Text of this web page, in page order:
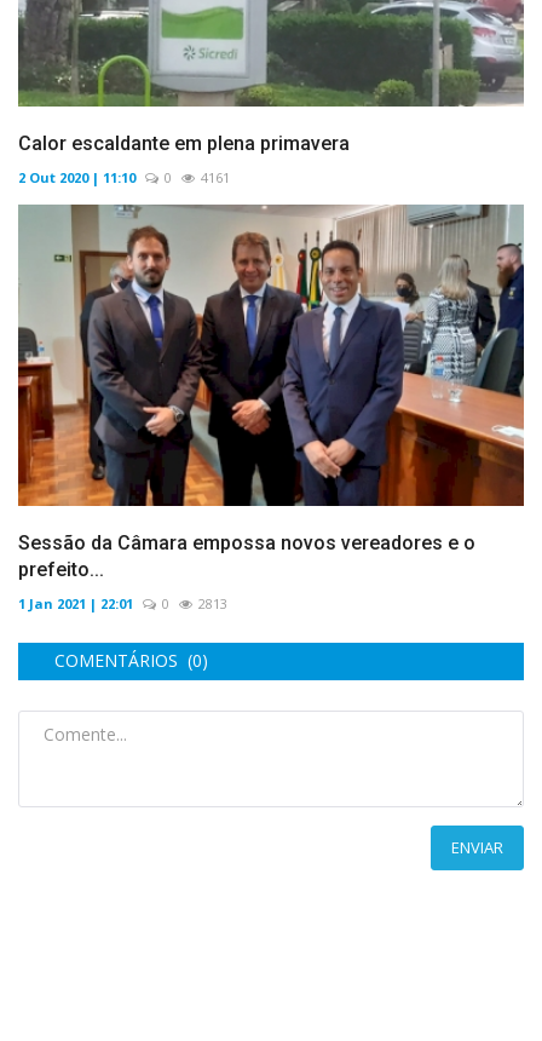
Calor escaldante em plena primavera
2 Out 2020 | 11:10 0 4161
Sessão da Câmara empossa novos vereadores e o
prefeito...
1 Jan 2021 | 22:01 0 2813
COMENTÁRIOS (0)
ENVIAR